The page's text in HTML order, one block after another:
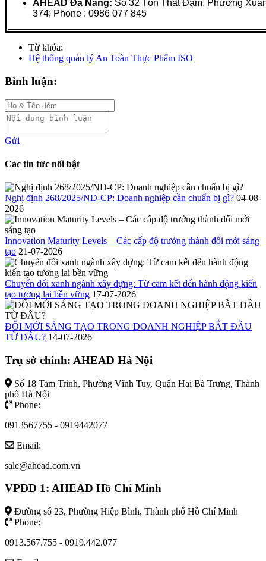
AHEAD Đà Nẵng: Số 32 Tôn Thất Đạm, Phường
374; Phone : 0986 077 845
Từ khóa:
Hệ thống quản lý An Toàn Thực Phẩm ISO
Bình luận:
Gửi
Các tin tức nổi bật
Nghị định 268/2025/NĐ-CP: Doanh nghiệp cần chuẩn bị gì? 04-08-
2026
Innovation Maturity Levels – Các cấp độ trưởng thành đổi mới sáng
tạo 21-07-2026
Chuyển đổi xanh ngành xây dựng: Từ cam kết đến hành động kiến
tạo tương lai bền vững 17-07-2026
ĐỔI MỚI SÁNG TẠO TRONG DOANH NGHIỆP BẮT ĐẦU
TỪ ĐÂU? 14-07-2026
Trụ sở chính: AHEAD Hà Nội
Số 18 Tam Trinh, Phường Vĩnh Tuy, Quận Hai Bà Trưng, Thành
phố Hà Nội
Phone:
0913567755 - 0919442077
Email:
sale@ahead.com.vn
VPĐD 1: AHEAD Hồ Chí Minh
Đường số 23, Phường Hiệp Bình, Thành phố Hồ Chí Minh
Phone:
0913.567.755 - 0919.442.077